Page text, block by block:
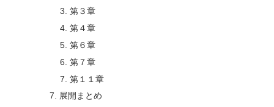
第３章
第４章
第６章
第７章
第１１章
展開まとめ